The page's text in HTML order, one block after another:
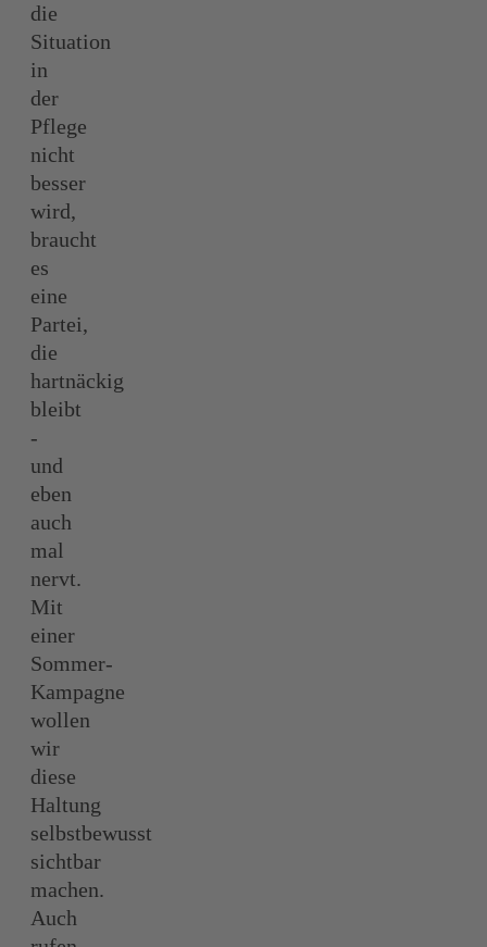
die
Situation
in
der
Pflege
nicht
besser
wird,
braucht
es
eine
Partei,
die
hartnäckig
bleibt
-
und
eben
auch
mal
nervt.
Mit
einer
Sommer-
Kampagne
wollen
wir
diese
Haltung
selbstbewusst
sichtbar
machen.
Auch